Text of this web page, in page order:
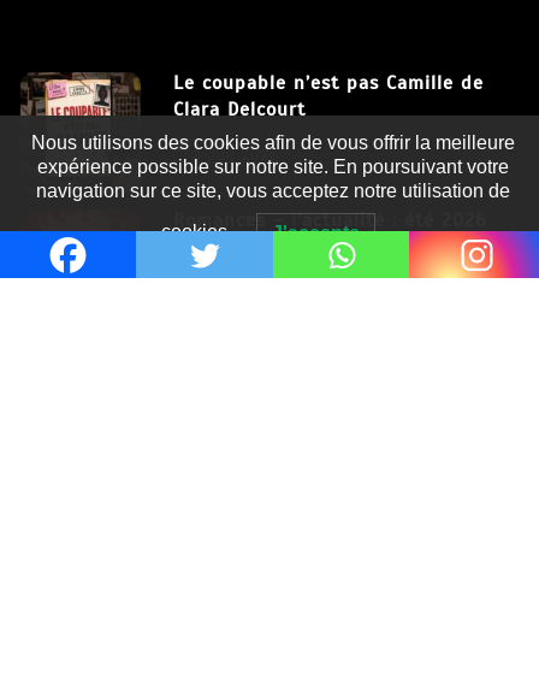
Le coupable n’est pas Camille de
Clara Delcourt
8 Juil 2026
Romances – l’actualité : été 2026
6 Juil 2026
Nous utilisons des cookies afin de vous offrir la meilleure
expérience possible sur notre site. En poursuivant votre
navigation sur ce site, vous acceptez notre utilisation de
cookies. J'accepte